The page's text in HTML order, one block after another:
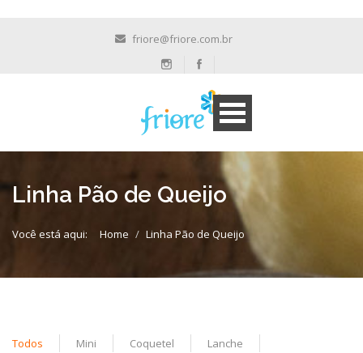
friore@friore.com.br
Linha Pão de Queijo
Você está aqui: Home Linha Pão de Queijo
Todos Mini Coquetel
Lanche